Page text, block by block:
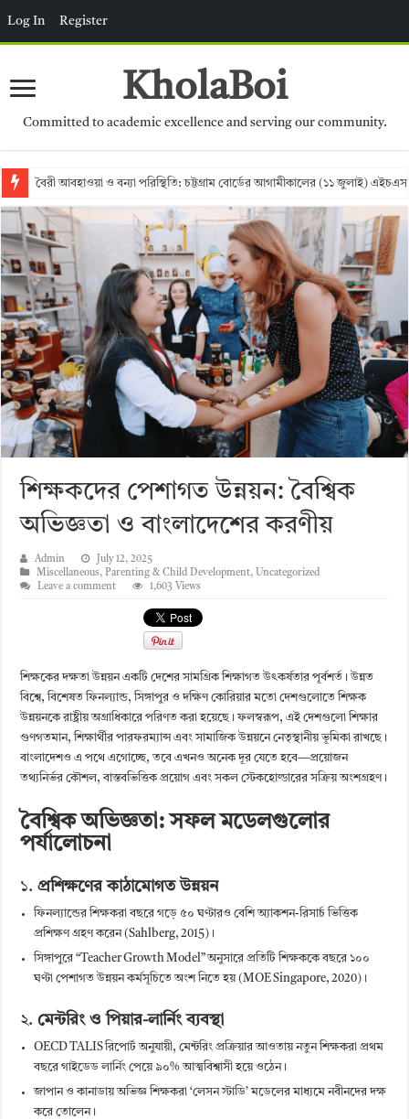
KholaBoi
Committed to academic excellence and serving our community.
বৈরী আবহাওয়া ও বন্যা পরিস্থিতি: চট্টগ্রাম বোর্ডের আগামীকালের (১১ জুলাই)
শিক্ষকদের পেশাগত উন্নয়ন: বৈশ্বিক
অভিজ্ঞতা ও বাংলাদেশের করণীয়
Admin
July 12, 2025
Miscellaneous,Parenting & Child Development, Uncategorized
Leave a comment
1,603 Views
শিক্ষকের দক্ষতা উন্নয়ন একটি দেশের সামগ্রিক শিক্ষাগত উৎকর্ষতার পূর্বশর্ত। উন্নত
বিশ্বে, বিশেষত ফিনল্যান্ড, সিঙ্গাপুর ও দক্ষিণ কোরিয়ার মতো দেশগুলোতে শিক্ষক
উন্নয়নকে রাষ্ট্রীয় অগ্রাধিকারে পরিণত করা হয়েছে। ফলস্বরূপ, এই দেশগুলো শিক্ষার
গুণগতমান, শিক্ষার্থীর পারফরম্যান্স এবং সামাজিক উন্নয়নে নেতৃস্থানীয় ভূমিকা রাখছে।
বাংলাদেশও এ পথে এগোচ্ছে, তবে এখনও অনেক দূর যেতে হবে—প্রয়োজন
তথ্যনির্ভর কৌশল, বাস্তবভিত্তিক প্রয়োগ এবং সকল স্টেকহোল্ডারের সক্রিয় অংশগ্রহণ।
বৈশ্বিক অভিজ্ঞতা: সফল মডেলগুলোর
পর্যালোচনা
১.প্রশিক্ষণের কাঠামোগত উন্নয়ন
ফিনল্যান্ডের শিক্ষকরা বছরে গড়ে ৫০ ঘণ্টারও বেশি অ্যাকশন-রিসার্চ ভিত্তিক
প্রশিক্ষণ গ্রহণ করেন (Sahlberg, 2015)।
সিঙ্গাপুরে “Teacher Growth Model” অনুসারে প্রতিটি শিক্ষককে বছরে ১০০
ঘণ্টা পেশাগত উন্নয়ন কর্মসূচিতে অংশ নিতে হয় (MOE Singapore, 2020)।
২.মেন্টরিং ও পিয়ার-লার্নিং ব্যবস্থা
OECD TALIS রিপোর্ট অনুযায়ী, মেন্টরিং প্রক্রিয়ার আওতায় নতুন শিক্ষকরা প্রথম
বছরে গাইডেড লার্নিং পেয়ে ৯০% আত্মবিশ্বাসী হয়ে ওঠেন।
জাপান ও কানাডায় অভিজ্ঞ শিক্ষকরা ‘লেসন স্টাডি’ মডেলের মাধ্যমে নবীনদের দক্ষ
করে তোলেন।
Log In Register